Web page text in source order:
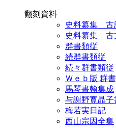
翻刻資料
史料纂集 古
史料纂集 古
群書類従
続群書類従
続々群書類従
Ｗｅｂ版 群
馬琴書翰集成
与謝野寛晶子
梅若実日記
西山宗因全集